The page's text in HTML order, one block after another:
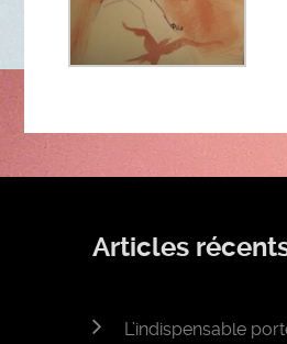
Articles
L’indispensable